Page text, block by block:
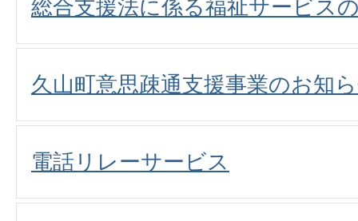
総合支援法に係る福祉サービス
久山町意思疎通支援事業のお知
電話リレーサービス